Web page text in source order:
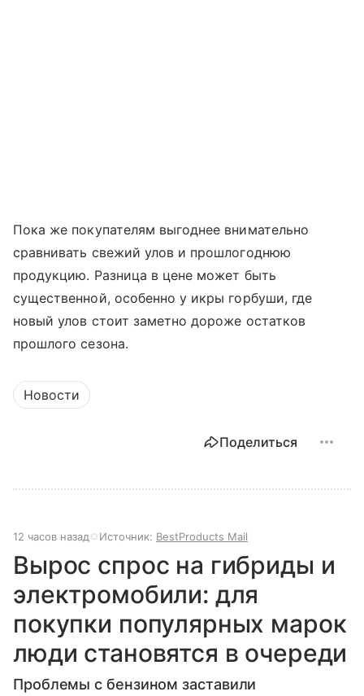
Пока же покупателям выгоднее внимательно
сравнивать свежий улов и прошлогоднюю
продукцию. Разница в цене может быть
существенной, особенно у икры горбуши, где
новый улов стоит заметно дороже остатков
прошлого сезона.
Новости
Поделиться
12 часов назад Источник: BestProducts Mail
Вырос спрос на гибриды и
электромобили: для
покупки популярных марок
люди становятся в очереди
Проблемы с бензином заставили